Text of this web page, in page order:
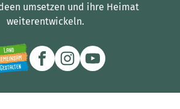
umsetzen und ihre Heimat
weiterentwickeln.